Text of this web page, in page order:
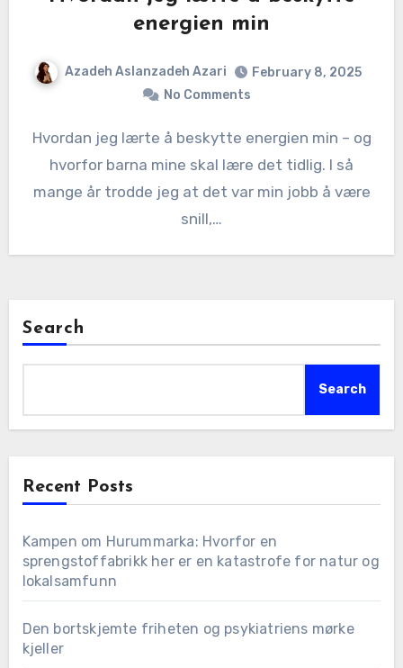
energien min
Azadeh Aslanzadeh Azari
February 8, 2025
No Comments
Hvordan jeg lærte å beskytte energien min – og
hvorfor barna mine skal lære det tidlig. I så
mange år trodde jeg at det var min jobb å være
snill,…
Search
Search
Recent Posts
Kampen om Hurummarka: Hvorfor en
sprengstoffabrikk her er en katastrofe for natur og
lokalsamfunn
Den bortskjemte friheten og psykiatriens mørke
kjeller